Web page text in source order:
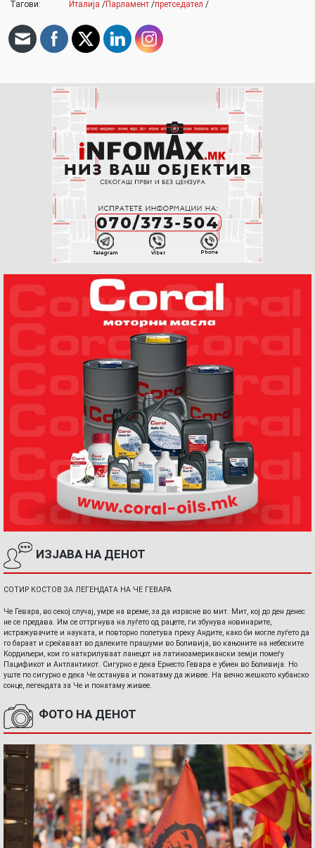
Тагови: Италија /Парламент /претседател /
ИЗЈАВА НА ДЕНОТ
СОТИР КОСТОВ ЗА ЛЕГЕНДАТА НА ЧЕ ГЕВАРА
Че Гевара, во секој случај, умре на време, за да израсне во мит. Мит, кој до ден денес
не се предава. Им се оттргнува на луѓето од рацете, ги збунува новинарите,
истражувачите и науката, и повторно полетува преку Андите, како би могле луѓето да
го бараат и среќаваат во далеките прашуми во Боливија, во кањоните на небеските
Кордиљери, кои го наткрилуваат ланецот на латиноамерикански земји помеѓу
Пацификот и Антлантикот. Сигурно е дека Ернесто Гевара е убиен во Боливија. Но
уште по сигурно е дека Че останува и понатаму да живее. На вечно жешкото кубанско
сонце, легендата за Че и понатаму живее.
ФОТО НА ДЕНОТ